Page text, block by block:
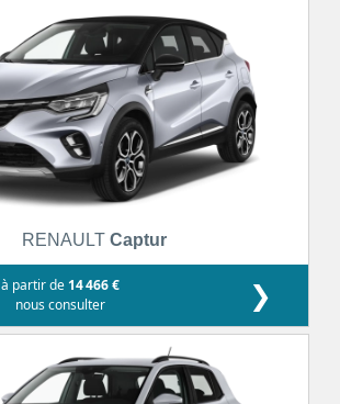
RENAULT Captur
à partir de 14 466 €
nous consulter
❯